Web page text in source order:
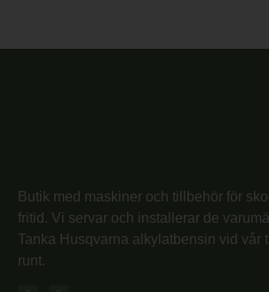
Butik med maskiner och tillbehör för
fritid. Vi servar och installerar de
Tanka Husqvarna alkylatbensin vid vår
runt.